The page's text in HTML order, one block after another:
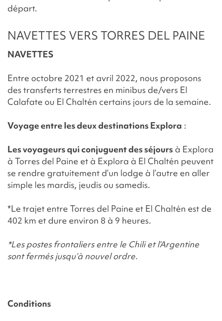
départ.
NAVETTES VERS TORRES DEL PAINE
NAVETTES
Entre octobre 2021 et avril 2022, nous proposons
des transferts terrestres en minibus de/vers El
Calafate ou El Chaltén certains jours de la semaine.
Voyage entre les deux destinations Explora :
Les voyageurs qui conjuguent des séjours à Explora
à Torres del Paine et à Explora à El Chaltén peuvent
se rendre gratuitement d’un lodge à l’autre en aller
simple les mardis, jeudis ou samedis.
*Le trajet entre Torres del Paine et El Chaltén est de
402 km et dure environ 8 à 9 heures.
*Les postes frontaliers entre le Chili et l’Argentine
sont fermés jusqu’à nouvel ordre.
Conditions